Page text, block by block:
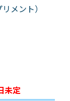
メント）
未定